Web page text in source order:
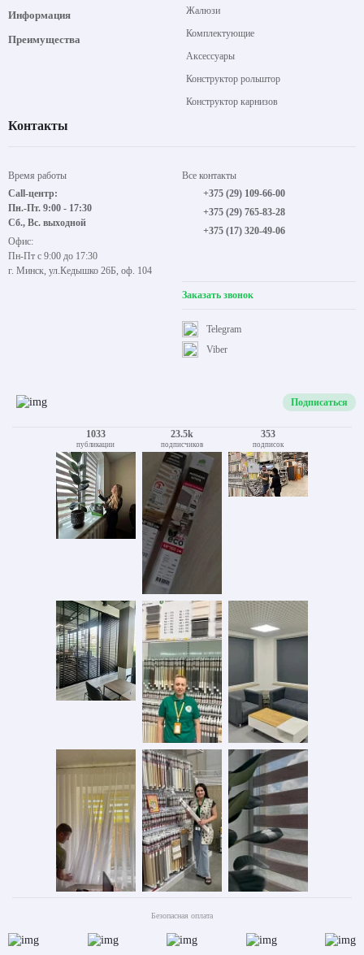
Информация
Преимущества
Жалюзи
Комплектующие
Аксессуары
Конструктор рольштор
Конструктор карнизов
Контакты
Время работы
Call-центр:
Пн.-Пт. 9:00 - 17:30
Сб., Вс. выходной
Офис:
Пн-Пт с 9:00 до 17:30
г. Минск, ул.Кедышко 26Б, оф. 104
Все контакты
+375 (29) 109-66-00
+375 (29) 765-83-28
+375 (17) 320-49-06
Заказать звонок
Viber
Telegram
Подписаться
1033
публикации
23.5k
подписчиков
353
подписок
Безопасная оплата